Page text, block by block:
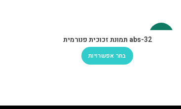
abs-32 תמונת זכוכית פנורמית
בחר אפשרויות